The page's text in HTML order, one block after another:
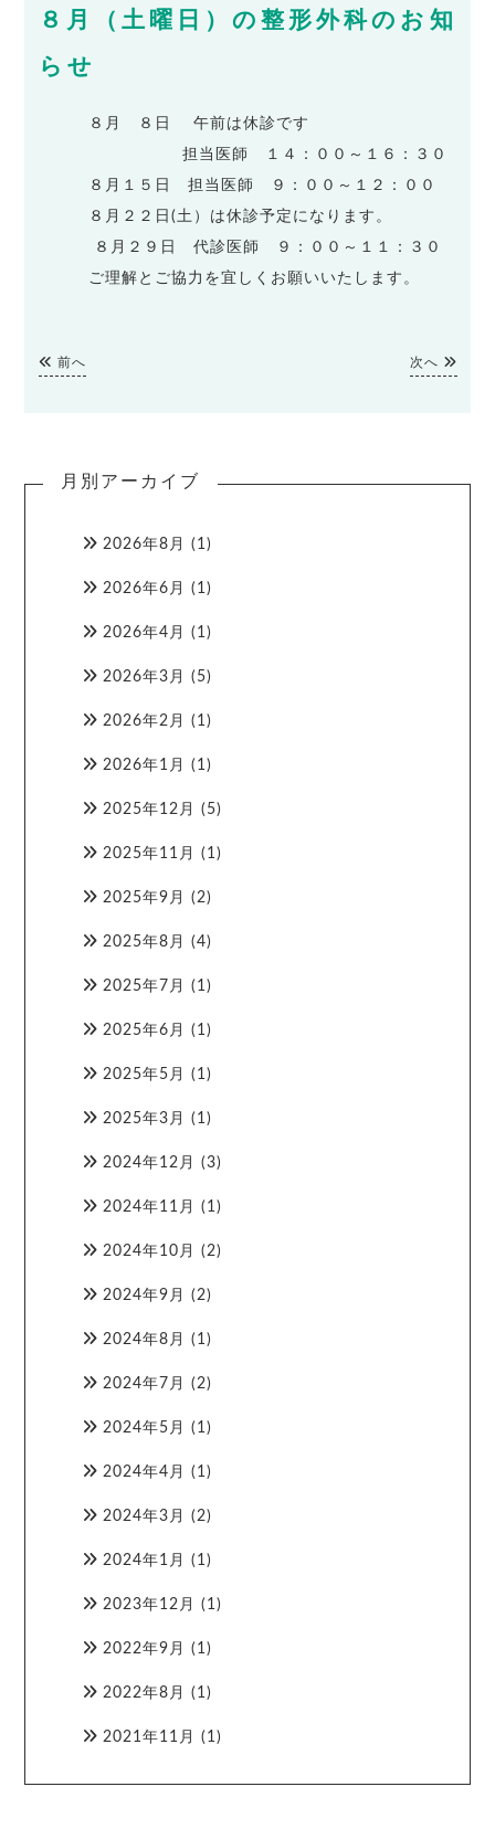
８月（土曜日）の整形外科のお知
らせ
８月 ８日 午前は休診です
担当医師 １４：００～１６：３０
８月１５日 担当医師 ９：００～１２：００
８月２２日(土）は休診予定になります。
８月２９日 代診医師 ９：００～１１：３０
ご理解とご協力を宜しくお願いいたします。
前へ 次へ
月別アーカイブ
2026年8月 (1)
2026年6月 (1)
2026年4月 (1)
2026年3月 (5)
2026年2月 (1)
2026年1月 (1)
2025年12月 (5)
2025年11月 (1)
2025年9月 (2)
2025年8月 (4)
2025年7月 (1)
2025年6月 (1)
2025年5月 (1)
2025年3月 (1)
2024年12月 (3)
2024年11月 (1)
2024年10月 (2)
2024年9月 (2)
2024年8月 (1)
2024年7月 (2)
2024年5月 (1)
2024年4月 (1)
2024年3月 (2)
2024年1月 (1)
2023年12月 (1)
2022年9月 (1)
2022年8月 (1)
2021年11月 (1)